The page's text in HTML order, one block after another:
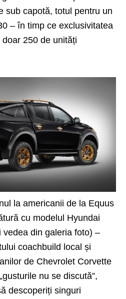
sub capotă, totul pentru un
– în timp ce exclusivitatea
250 de unități
la americanii de la Equus
cu modelul Hyundai
din galeria foto) –
coachbuild local și
de Chevrolet Corvette
nu se discută”,
descoperiți singuri